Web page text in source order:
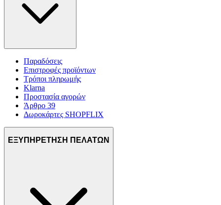
Παραδόσεις
Επιστροφές προϊόντων
Τρόποι πληρωμής
Klarna
Προστασία αγορών
Άρθρο 39
Δωροκάρτες SHOPFLIX
ΕΞΥΠΗΡΕΤΗΣΗ ΠΕΛΑΤΩΝ